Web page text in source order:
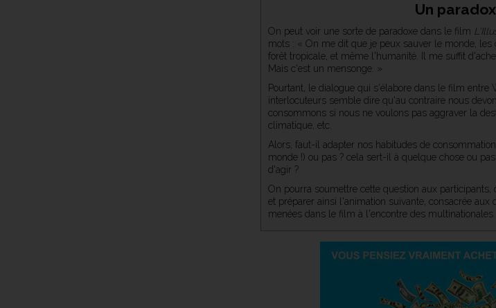
Un
On peut voir une sorte de paradoxe dans le film
mots : « On me dit que je peux sauver le monde,
forêt tropicale, et même l'humanité. Il me suffit
Mais c'est un mensonge. »
Pourtant, le dialogue qui s'élabore dans le film entre
interlocuteurs semble dire qu'au contraire nous
consommons si nous ne voulons pas aggraver la
climatique, etc.
Alors, faut-il adapter nos habitudes de
monde !) ou pas ? cela sert-il à quelque chose ou
d'agir ?
On pourra soumettre cette question aux
et préparer ainsi l'animation suivante, consacrée aux
menées dans le film à l'encontre des multinationales.